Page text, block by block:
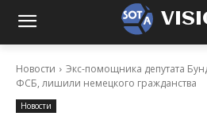
Новости
Экс-помощника депутата
ФСБ, лишили немецкого гражданства
Новости